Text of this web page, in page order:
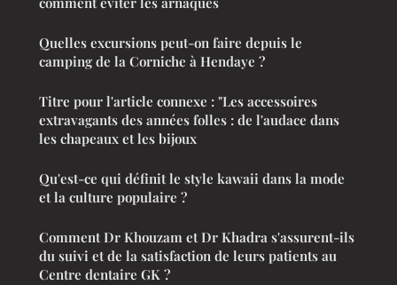
Quelles excursions peut-on faire depuis le
camping de la Corniche à Hendaye ?
Titre pour l'article connexe : "Les accessoires
extravagants des années folles : de l'audace dans
les chapeaux et les bijoux
Qu'est-ce qui définit le style kawaii dans la mode
et la culture populaire ?
Comment Dr Khouzam et Dr Khadra s'assurent-ils
du suivi et de la satisfaction de leurs patients au
Centre dentaire GK ?